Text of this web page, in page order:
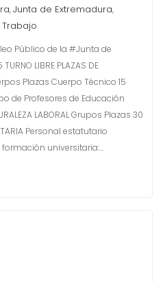
,Junta de Extremadura,
Trabajo
Público de la #Junta de
LIBRE PLAZAS DE
Plazas Cuerpo Técnico 15
de Profesores de Educación
LABORAL Grupos Plazas 30
Personal estatutario
universitaria:…